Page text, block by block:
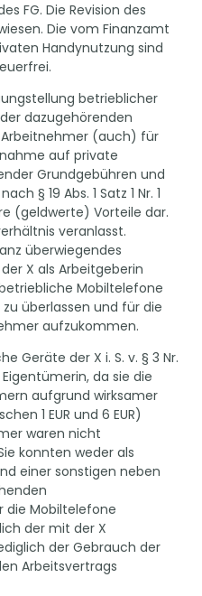
FG. Die Revision des
Die vom Finanzamt
Handynutzung sind
betrieblicher
dazugehörenden
(auch) für
auf private
Grundgebühren und
§ 19 Abs. 1 Satz 1 Nr. 1
(geldwerte) Vorteile dar.
veranlasst.
überwiegendes
X als Arbeitgeberin
Mobiltelefone
überlassen und für die
aufzukommen.
Geräte der X i. S. v. § 3 Nr.
da sie die
aufgrund wirksamer
1 EUR und 6 EUR)
waren nicht
konnten weder als
einer sonstigen neben
die Mobiltelefone
der mit der X
der Gebrauch der
Arbeitsvertrags